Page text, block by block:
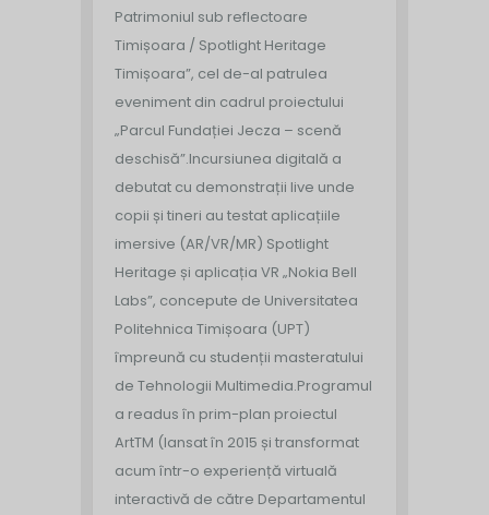
Patrimoniul sub reflectoare
Timișoara / Spotlight Heritage
Timișoara”, cel de-al patrulea
eveniment din cadrul proiectului
„Parcul Fundației Jecza – scenă
deschisă”.Incursiunea digitală a
debutat cu demonstrații live unde
copii și tineri au testat aplicațiile
imersive (AR/VR/MR) Spotlight
Heritage și aplicația VR „Nokia Bell
Labs”, concepute de Universitatea
Politehnica Timișoara (UPT)
împreună cu studenții masteratului
de Tehnologii Multimedia.Programul
a readus în prim-plan proiectul
ArtTM (lansat în 2015 și transformat
acum într-o experiență virtuală
interactivă de către Departamentul